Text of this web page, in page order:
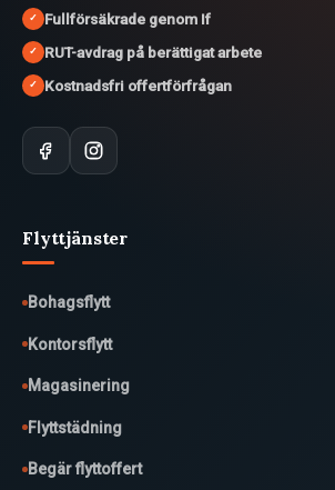
✓ Fullförsäkrade genom If
✓ RUT-avdrag på berättigat arbete
✓ Kostnadsfri offertförfrågan
Flyttjänster
Bohagsflytt
Kontorsflytt
Magasinering
Flyttstädning
Begär flyttoffert